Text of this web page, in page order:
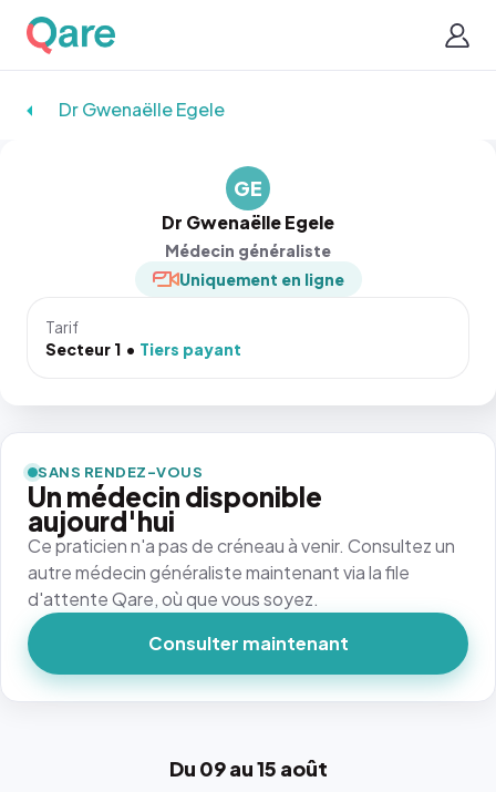
Dr Gwenaëlle Egele
GE
Dr Gwenaëlle Egele
Médecin généraliste
Uniquement en ligne
Tarif
Secteur 1
Tiers payant
Du 09 au 15 août
SANS RENDEZ-VOUS
Un médecin disponible
aujourd'hui
Ce praticien n'a pas de créneau à venir. Consultez un
autre médecin généraliste maintenant via la file
d'attente Qare, où que vous soyez.
Consulter maintenant